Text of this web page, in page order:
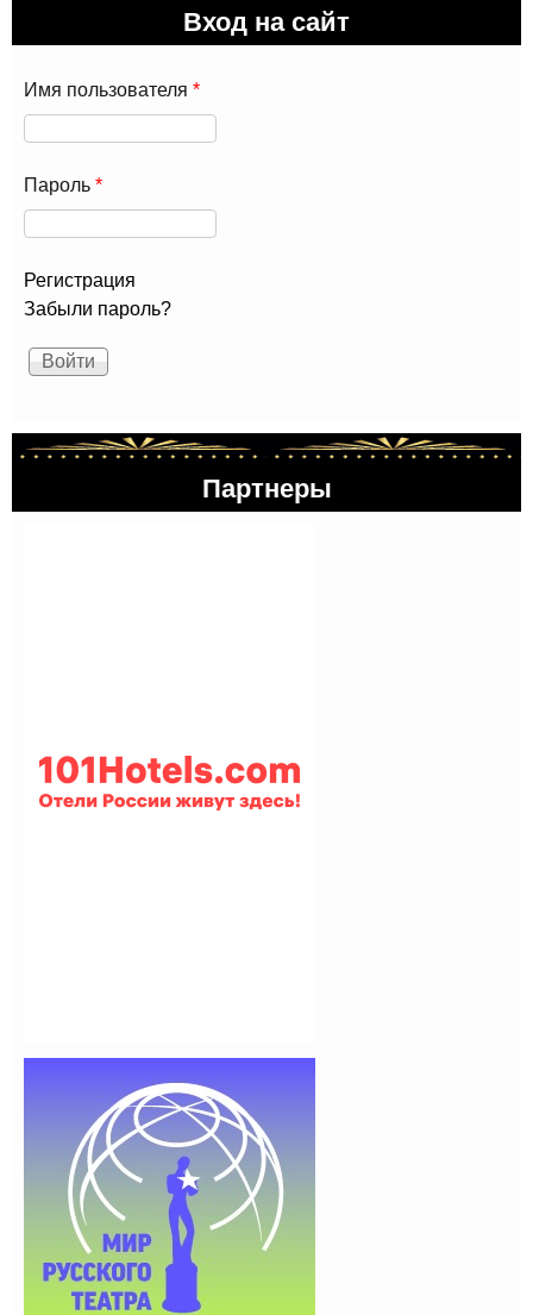
Вход на сайт
Имя пользователя *
Пароль *
Регистрация
Забыли пароль?
Партнеры